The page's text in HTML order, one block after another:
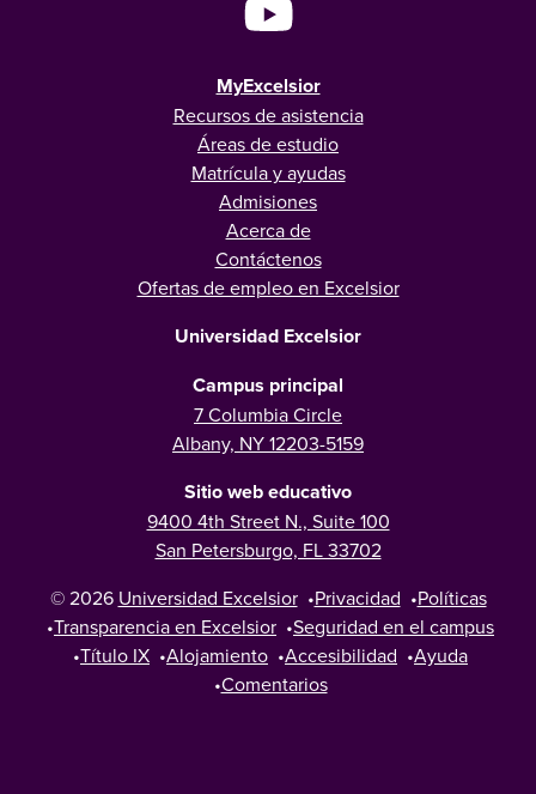
MyExcelsior
Recursos de asistencia
Áreas de estudio
Matrícula y ayudas
Admisiones
Acerca de
Contáctenos
Ofertas de empleo en Excelsior
Universidad Excelsior
Campus principal
7 Columbia Circle
Albany, NY 12203-5159
Sitio web educativo
9400 4th Street N., Suite 100
San Petersburgo, FL 33702
© 2026 Universidad Excelsior •Privacidad •Políticas
•Transparencia en Excelsior •Seguridad en el campus
•Título IX •Alojamiento •Accesibilidad •Ayuda
•Comentarios